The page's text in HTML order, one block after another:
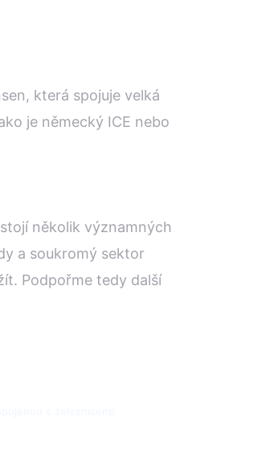
která spojuje velká
je německý ICE nebo
několik významných
a soukromý sektor
Podpořme tedy další